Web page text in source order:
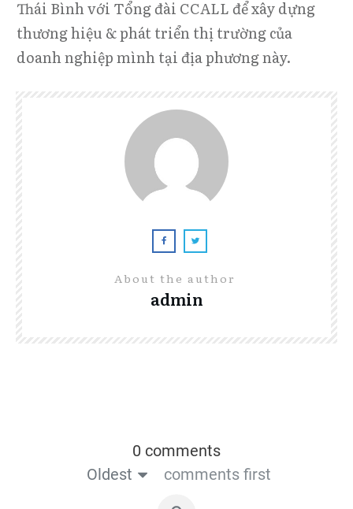
Thái Bình với Tổng đài CCALL để xây dựng
thương hiệu & phát triển thị trường của
doanh nghiệp mình tại địa phương này.
About the author
admin
0 comments
Oldest
comments first